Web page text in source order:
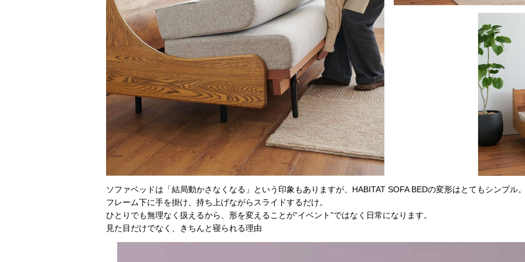
ソファベッドは「結局動かさなくなる」という印象もありますが、HABITAT SOFA BEDの変形はとてもシンプル
フレーム下に手を掛け、持ち上げながらスライドするだけ。
ひとりでも無理なく扱えるから、形を変えることが“イベント”ではなく日常になります。
見た目だけでなく、きちんと寝られる理由